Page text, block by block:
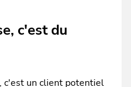
c'est du
c'est un client potentiel